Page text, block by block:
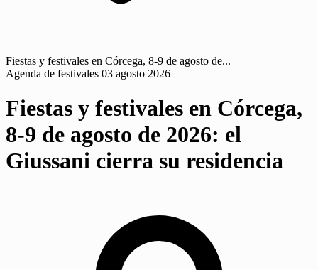
Fiestas y festivales en Córcega, 8-9 de agosto de...
Agenda de festivales 03 agosto 2026
Fiestas y festivales en Córcega,
8-9 de agosto de 2026: el
Giussani cierra su residencia